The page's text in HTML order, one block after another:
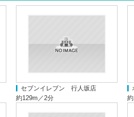
セブンイレブン 行人坂店
約129m／2分